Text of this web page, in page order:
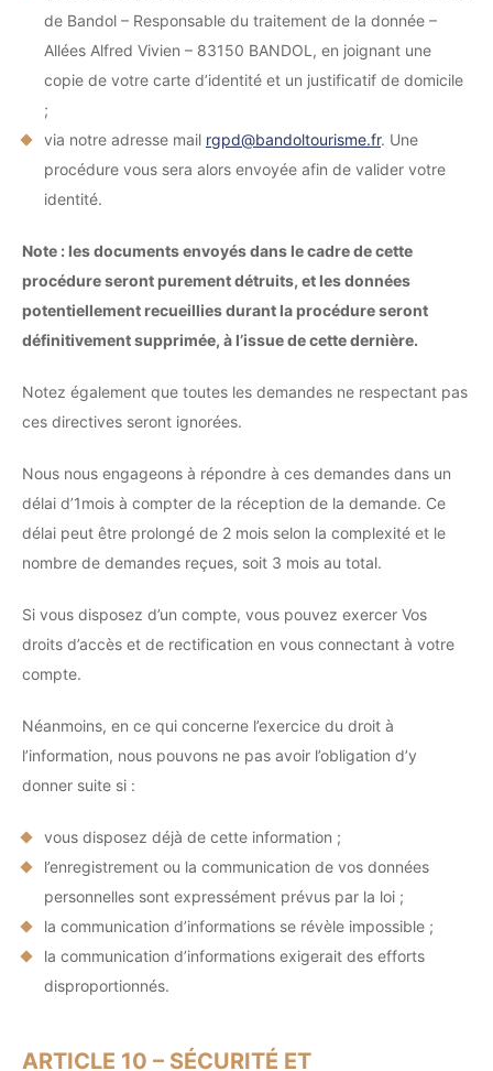
de Bandol – Responsable du traitement de la donnée –
Allées Alfred Vivien – 83150 BANDOL, en joignant une
copie de votre carte d’identité et un justificatif de domicile
;
via notre adresse mail rgpd@bandoltourisme.fr. Une
procédure vous sera alors envoyée afin de valider votre
identité.
Note : les documents envoyés dans le cadre de cette
procédure seront purement détruits, et les données
potentiellement recueillies durant la procédure seront
définitivement supprimée, à l’issue de cette dernière.
Notez également que toutes les demandes ne respectant pas
ces directives seront ignorées.
Nous nous engageons à répondre à ces demandes dans un
délai d’1mois à compter de la réception de la demande. Ce
délai peut être prolongé de 2 mois selon la complexité et le
nombre de demandes reçues, soit 3 mois au total.
Si vous disposez d’un compte, vous pouvez exercer Vos
droits d’accès et de rectification en vous connectant à votre
compte.
Néanmoins, en ce qui concerne l’exercice du droit à
l’information, nous pouvons ne pas avoir l’obligation d’y
donner suite si :
vous disposez déjà de cette information ;
l’enregistrement ou la communication de vos données
personnelles sont expressément prévus par la loi ;
la communication d’informations se révèle impossible ;
la communication d’informations exigerait des efforts
disproportionnés.
ARTICLE 10 – SÉCURITÉ ET